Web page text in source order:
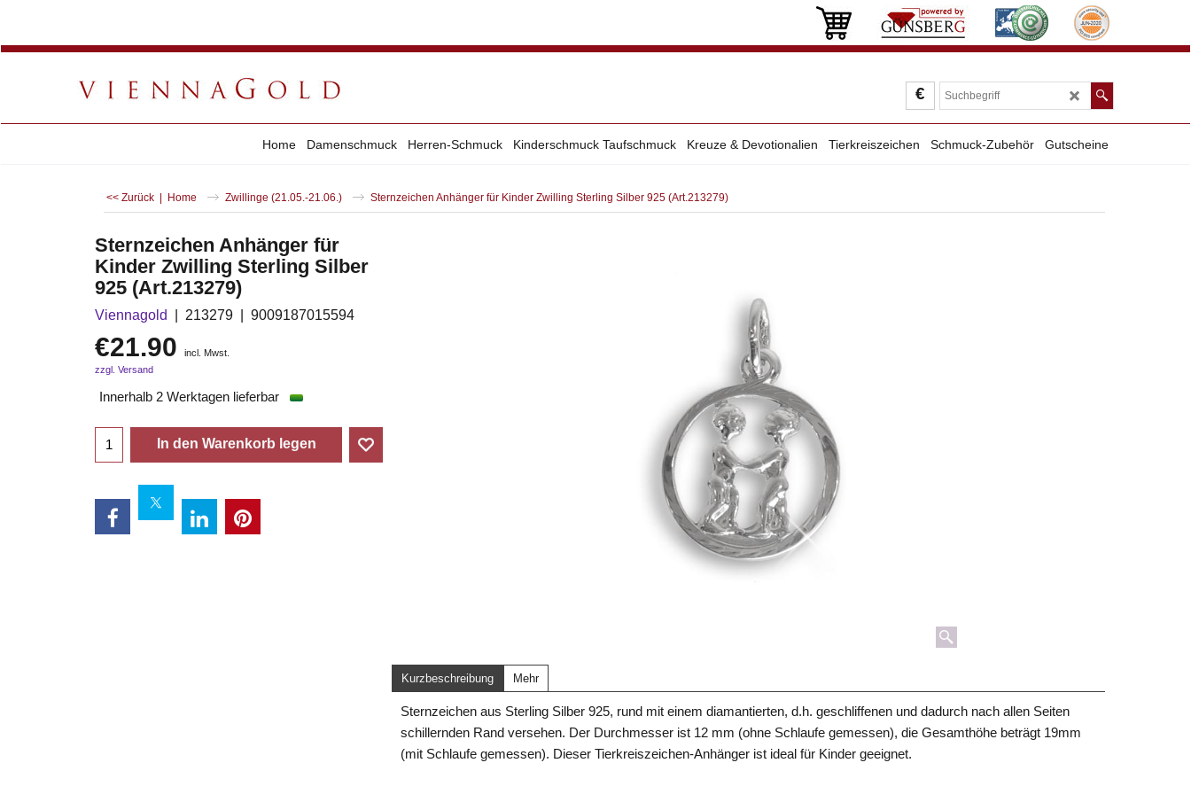
€
Home Damenschmuck Herren-Schmuck Kinderschmuck Taufschmuck Kreuze & Devotionalien Tierkreiszeichen Schmuck-Zubehör Gutscheine
<< Zurück | Home Zwillinge (21.05.-21.06.) Sternzeichen Anhänger für Kinder Zwilling Sterling Silber 925 (Art.213279)
Sternzeichen Anhänger für
Kinder Zwilling Sterling Silber
925 (Art.213279)
Viennagold 213279 9009187015594
€21.90
incl. Mwst.
zzgl. Versand
Innerhalb 2 Werktagen lieferbar
In den Warenkorb legen
Kurzbeschreibung Mehr
Sternzeichen aus Sterling Silber 925, rund mit einem diamantierten, d.h. geschliffenen und dadurch nach allen Seiten
schillernden Rand versehen. Der Durchmesser ist 12 mm (ohne Schlaufe gemessen), die Gesamthöhe beträgt 19mm
(mit Schlaufe gemessen). Dieser Tierkreiszeichen-Anhänger ist ideal für Kinder geeignet.